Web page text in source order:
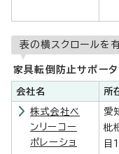
表の横スクロールを
家具転倒防止サポータ
会社名 所
株式会社ベ
ンリーコー
ポレーショ
愛
枇
目